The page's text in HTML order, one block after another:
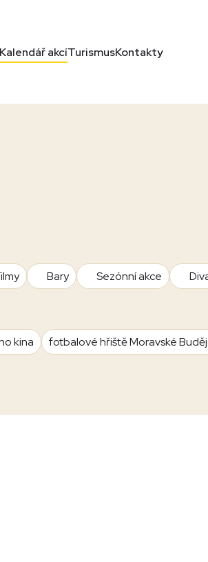
Kalendář akcíTurismusKontakty
Bary Sezónní akce
kina
fotbalové hřiště Moravské